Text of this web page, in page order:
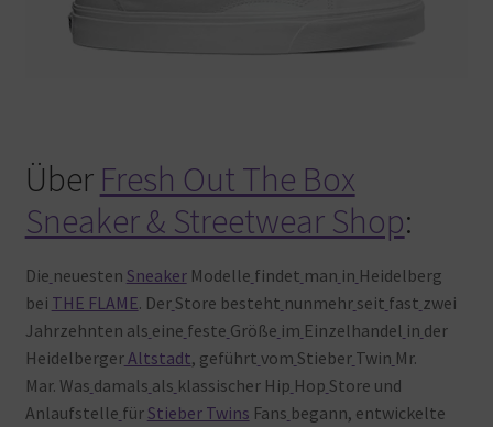
Über Fresh Out The Box
Sneaker & Streetwear Shop:
Die neuesten SneakerModelle findet man in Heidelberg
bei THE FLAME. Der Store besteht nunmehr seit fast zwei
Jahrzehnten als eine feste Größe im Einzelhandel in der
HeidelbergerAltstadt, geführt vom Stieber Twin Mr.
Mar. Was damals als klassischer Hip Hop Store und
Anlaufstelle fürStieber Twins Fans begann, entwickelte